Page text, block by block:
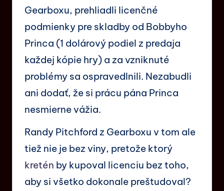
Gearboxu, prehliadli licenčné
podmienky pre skladby od Bobbyho
Princa (1 dolárový podiel z predaja
každej kópie hry) a za vzniknuté
problémy sa ospravedlnili. Nezabudli
ani dodať, že si prácu pána Princa
nesmierne vážia.
Randy Pitchford z Gearboxu v tom ale
tiež nie je bez viny, pretože ktorý
kretén by kupoval licenciu bez toho,
aby si všetko dokonale preštudoval?